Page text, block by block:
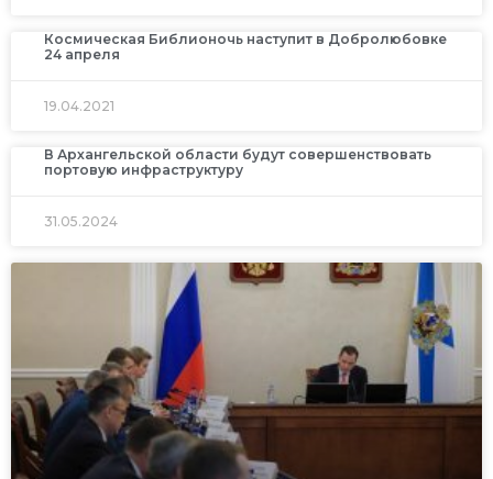
Космическая Библионочь наступит в Добролюбовке
24 апреля
19.04.2021
В Архангельской области будут совершенствовать
портовую инфраструктуру
31.05.2024